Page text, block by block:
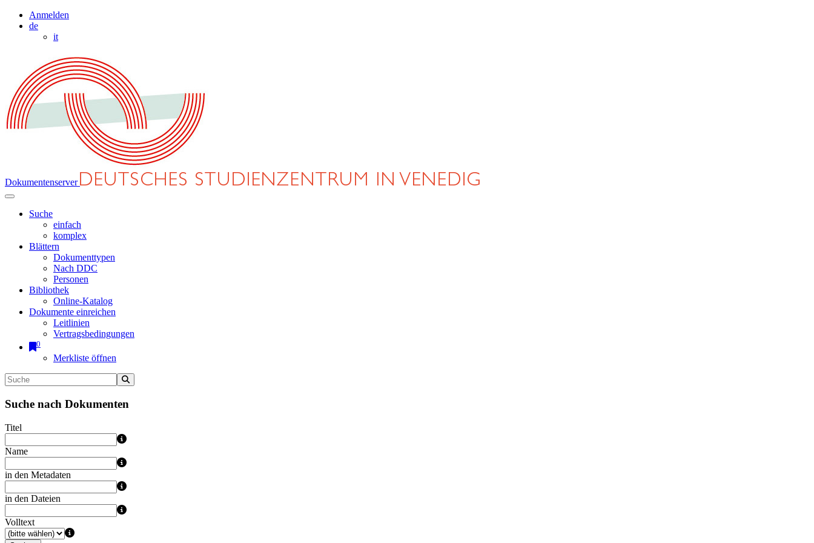
Anmelden
de
it
Dokumentenserver
Suche
einfach
komplex
Blättern
Dokumenttypen
Nach DDC
Personen
Bibliothek
Online-Katalog
Dokumente einreichen
Leitlinien
Vertragsbedingungen
0
Merkliste öffnen
Suche nach Dokumenten
Titel
Name
in den Metadaten
in den Dateien
Volltext